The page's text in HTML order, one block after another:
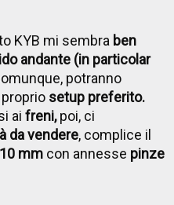
KYB mi sembra ben
andante (in particolar
potranno
proprio setup preferito.
aifreni,poi, ci
da vendere, complice il
mm con annesse pinze